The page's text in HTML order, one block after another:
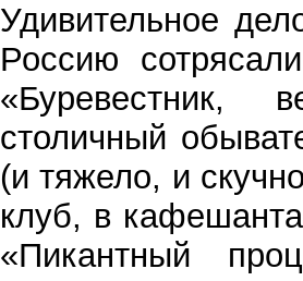
Удивительное
Россию
столичный
(и тяжело, и
клуб, в
«Пикантный